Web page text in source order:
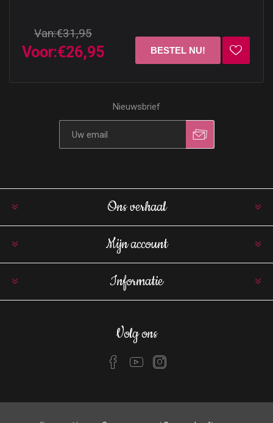
Van:€31,95
Voor:€26,95
Nieuwsbrief
Ons verhaal
Mijn account
Informatie
Volg ons